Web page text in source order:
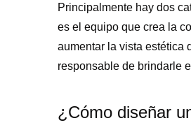
Principalmente hay dos
es el equipo que crea la
aumentar la vista estética
responsable de brindarle
¿Cómo diseñar